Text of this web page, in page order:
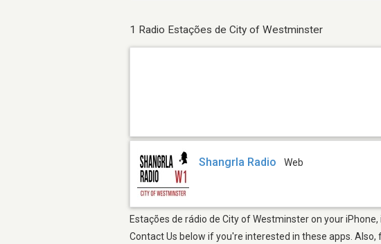
1 Radio Estações de City of Westminster
Shangrla Radio Web
Estações de rádio de City of Westminster on your
Contact Us below if you're interested in these apps.